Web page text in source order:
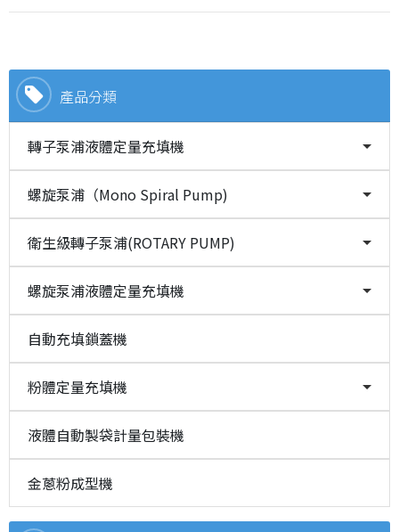
產品分類
轉子泵浦液體定量充填機
螺旋泵浦（Mono Spiral Pump)
衛生級轉子泵浦(ROTARY PUMP)
螺旋泵浦液體定量充填機
自動充填鎖蓋機
粉體定量充填機
液體自動製袋計量包裝機
金蔥粉成型機